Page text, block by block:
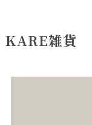
KARE雑貨